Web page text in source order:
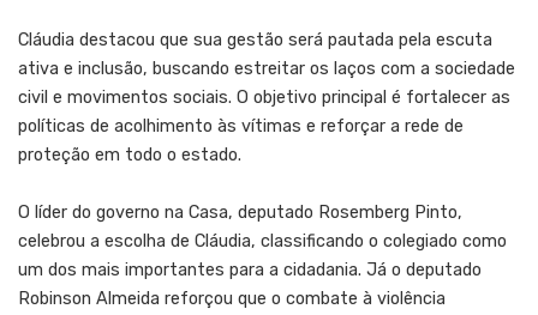
Cláudia destacou que sua gestão será pautada pela escuta
ativa e inclusão, buscando estreitar os laços com a sociedade
civil e movimentos sociais. O objetivo principal é fortalecer as
políticas de acolhimento às vítimas e reforçar a rede de
proteção em todo o estado.
O líder do governo na Casa, deputado Rosemberg Pinto,
celebrou a escolha de Cláudia, classificando o colegiado como
um dos mais importantes para a cidadania. Já o deputado
Robinson Almeida reforçou que o combate à violência